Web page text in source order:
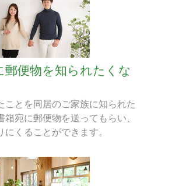
郵便物を知られたくな
ことを同居のご家族に知られた
箱宛に郵便物を送ってもらい、
にくることができます。